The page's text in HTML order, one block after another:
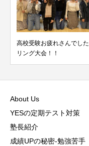
高校受験お疲れさんでし
リング大会！！
About Us
YESの定期テスト対策
塾長紹介
成績UPの秘密-勉強苦手